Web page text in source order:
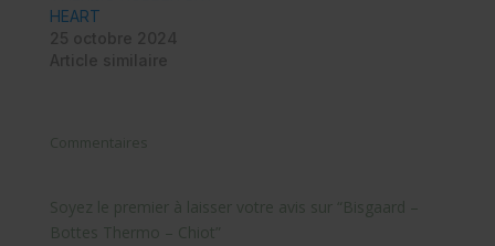
HEART
Commentaires
Soyez le premier à laisser votre avis sur “Bisgaard –
Bottes Thermo – Chiot”